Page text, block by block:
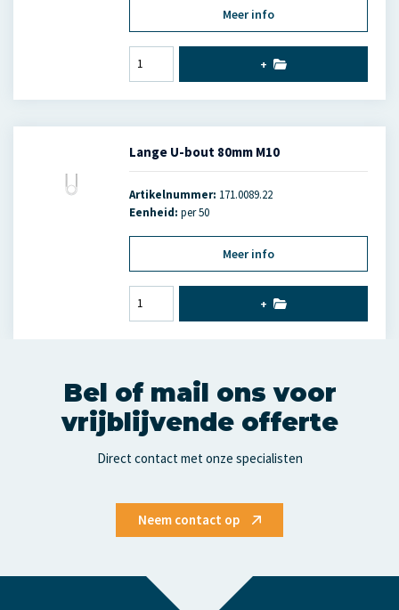
Meer info
+
Lange U-bout 80mm M10
Artikelnummer: 171.0089.22
Eenheid: per 50
Meer info
+
Bel of mail ons voor
vrijblijvende offerte
Direct contact met onze specialisten
Neem contact op